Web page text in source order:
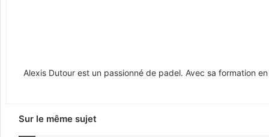
Alexis Dutour est un passionné de padel. Avec sa formation
Sur le même sujet